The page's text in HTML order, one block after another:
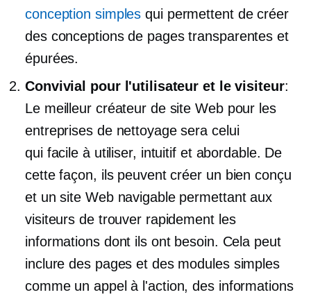
conception simples qui permettent de créer
des conceptions de pages transparentes et
épurées.
Convivial pour l'utilisateur et le visiteur:
Le meilleur créateur de site Web pour les
entreprises de nettoyage sera celui
qui facile à utiliser, intuitif et abordable. De
cette façon, ils peuvent créer un bien conçu
et un site Web navigable permettant aux
visiteurs de trouver rapidement les
informations dont ils ont besoin. Cela peut
inclure des pages et des modules simples
comme un appel à l'action, des informations